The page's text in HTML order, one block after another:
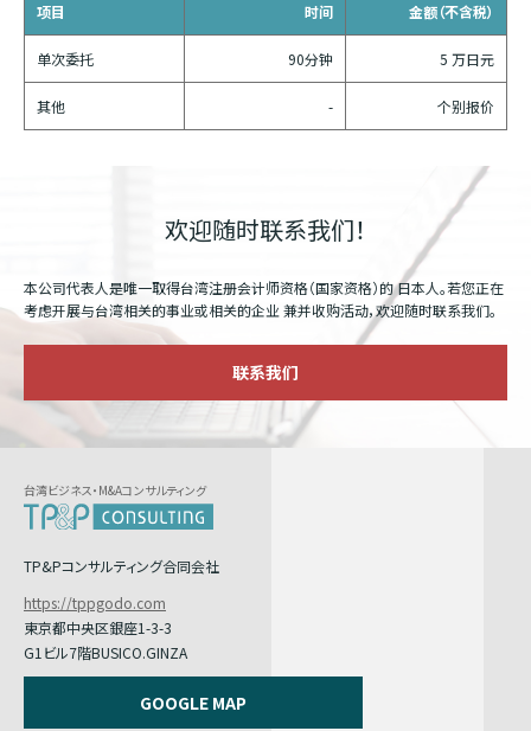
项目 时间 金额（不含税）
单次委托 90分钟 5 万日元
其他 - 个别报价
欢迎随时联系我们！
本公司代表人是唯一取得台湾注册会计师资格（国家资格）的日本人。若您正在
考虑开展与台湾相关的事业或相关的企业兼并收购活动，欢迎随时联系我们。
联系我们
台湾ビジネス・M&Aコンサルティング
TP&Pコンサルティング合同会社
https://tppgodo.com
東京都中央区銀座1-3-3
G1ビル7階BUSICO.GINZA
GOOGLE MAP